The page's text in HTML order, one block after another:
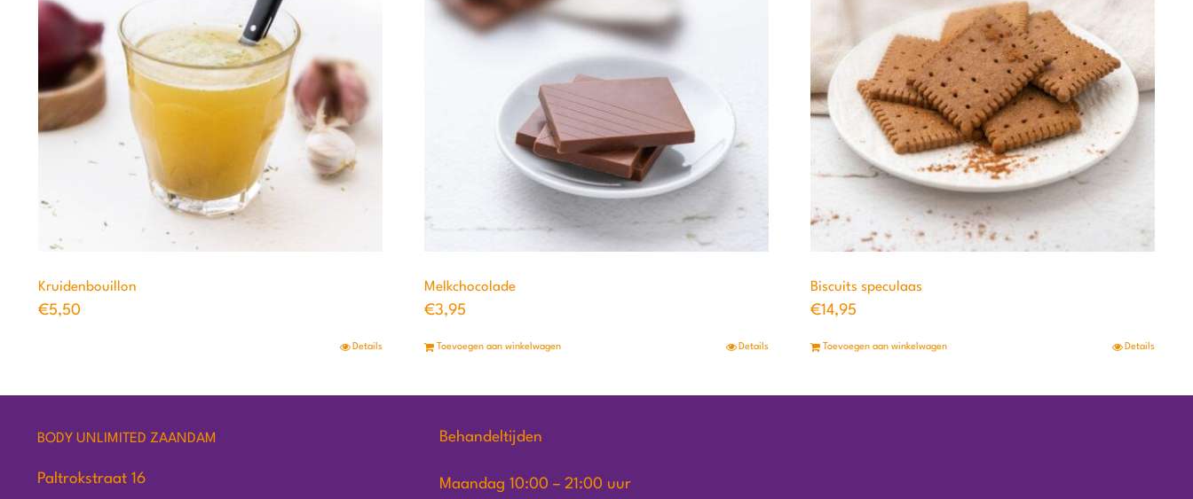
Kruidenbouillon
€5,50
Details
Melkchocolade
€3,95
Toevoegen aan winkelwagen Details
Biscuits speculaas
€14,95
Toevoegen aan winkelwagen Details
BODY UNLIMITED ZAANDAM
Paltrokstraat 16
Behandeltijden
Maandag 10:00 – 21:00 uur